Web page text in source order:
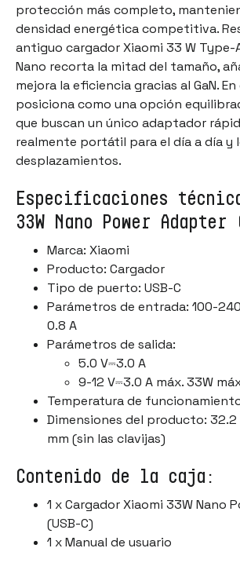
protección más completo,
densidad energética competitiva.
antiguo cargador Xiaomi 33 W Type-
Nano recorta la mitad del tamaño,
mejora la eficiencia gracias al GaN.
posiciona como una opción
que buscan un único adaptador
realmente portátil para el día a día y
desplazamientos.
Especificaciones
33W Nano Power Adapter
Marca: Xiaomi
Producto: Cargador
Tipo de puerto: USB-C
Parámetros de entrada: 100-
0.8 A
Parámetros de salida:
5.0 V⎓3.0 A
9-12 V⎓3.0 A máx. 33W
Temperatura de
Dimensiones del producto:
mm (sin las clavijas)
Contenido de la caja:
1 x Cargador Xiaomi 33W Nano
(USB-C)
1 x Manual de usuario